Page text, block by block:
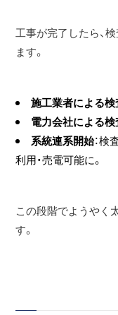
工事が完了したら、
ます。
施工業者による検
電力会社による検
系統連系開始：
利用・売電可能に。
この段階でようやく
す。